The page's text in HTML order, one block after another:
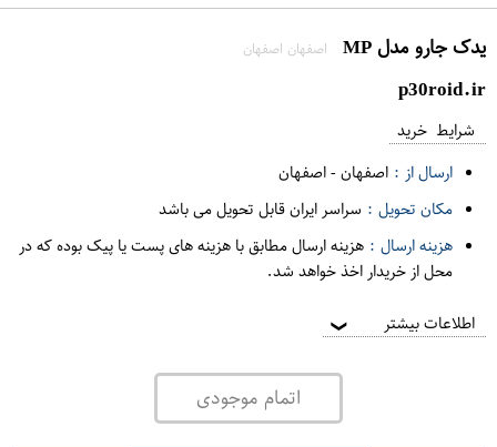
یدک جارو مدل MP اصفهان اصفهان
p30roid.ir
شرایط خرید
ارسال از : اصفهان-اصفهان
مکان تحویل : سراسر ایران قابل تحویل می باشد
هزینه ارسال : هزینه ارسال مطابق با هزینه های پست یا پیک بوده که در
محل از خریدار اخذ خواهد شد.
اطلاعات بیشتر ❯
اتمام موجودی